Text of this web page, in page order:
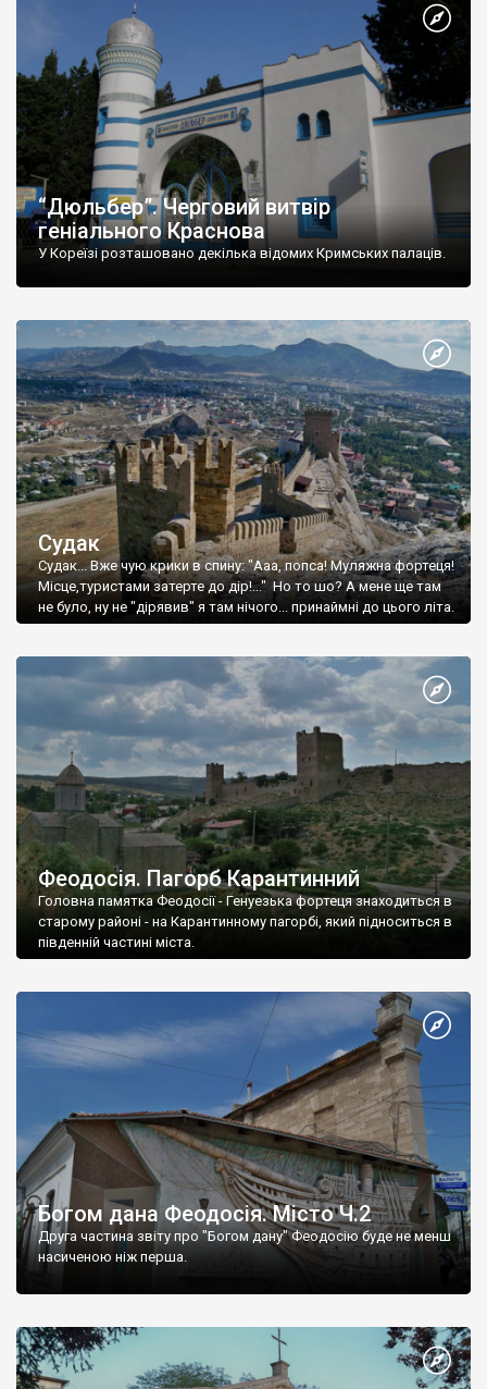
“Дюльбер”. Черговий витвір
геніального Краснова
У Кореїзі розташовано декілька відомих Кримських палаців.
Судак
Судак... Вже чую крики в спину: "Ааа, попса! Муляжна фортеця!
Місце,туристами затерте до дір!..." Но то шо? А мене ще там
не було, ну не "дірявив" я там нічого... принаймні до цього літа.
Феодосія. Пагорб Карантинний
Головна памятка Феодосії - Генуезька фортеця знаходиться в
старому районі - на Карантинному пагорбі, який підноситься в
південній частині міста.
Богом дана Феодосія. Місто Ч.2
Друга частина звіту про "Богом дану" Феодосію буде не менш
насиченою ніж перша.